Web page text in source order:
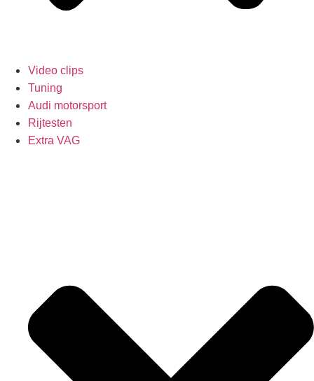
Video clips
Tuning
Audi motorsport
Rijtesten
Extra VAG